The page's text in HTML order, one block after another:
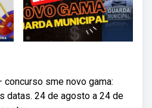
concurso sme novo gama:
datas. 24 de agosto a 24 de